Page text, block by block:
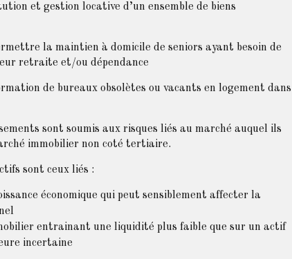
et gestion locative d’un ensemble de biens
la maintien à domicile de seniors ayant besoin de
retraite et/ou dépendance
de bureaux obsolètes ou vacants en logement dans
sont soumis aux risques liés au marché auquel ils
immobilier non coté tertiaire.
sont ceux liés :
économique qui peut sensiblement affecter la
entrainant une liquidité plus faible que sur un actif
incertaine